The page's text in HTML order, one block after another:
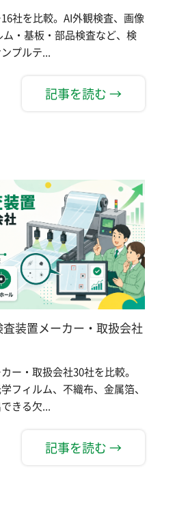
社を比較。AI外観検査、画像
・基板・部品検査など、検
プルテ...
記事を読む →
装置メーカー・取扱会社
ー・取扱会社30社を比較。
フィルム、不織布、金属箔、
きる欠...
記事を読む →